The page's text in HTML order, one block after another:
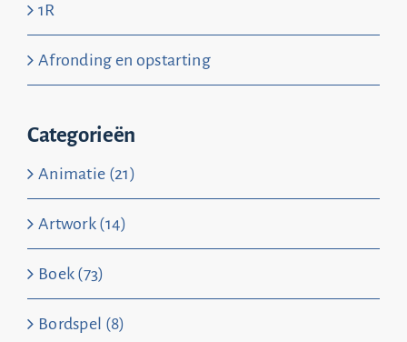
1R
Afronding en opstarting
Categorieën
Animatie (21)
Artwork (14)
Boek (73)
Bordspel (8)